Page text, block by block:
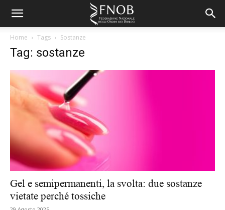
Home Tags Sostanze
Tag: sostanze
Gel e semipermanenti, la svolta: due sostanze
vietate perché tossiche